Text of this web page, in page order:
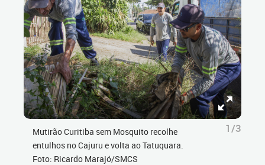
Mutirão Curitiba sem Mosquito recolhe
entulhos no Cajuru e volta ao Tatuquara.
Foto: Ricardo Marajó/SMCS
1/3